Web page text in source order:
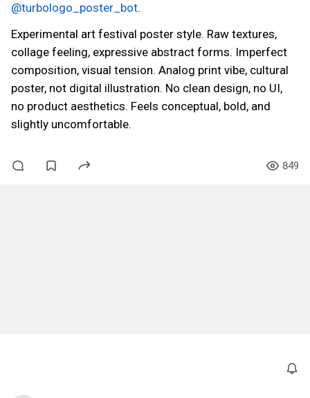
@turbologo_poster_bot.
Experimental art festival poster style. Raw textures,
collage feeling, expressive abstract forms. Imperfect
composition, visual tension. Analog print vibe, cultural
poster, not digital illustration. No clean design, no UI,
no product aesthetics. Feels conceptual, bold, and
slightly uncomfortable.
849